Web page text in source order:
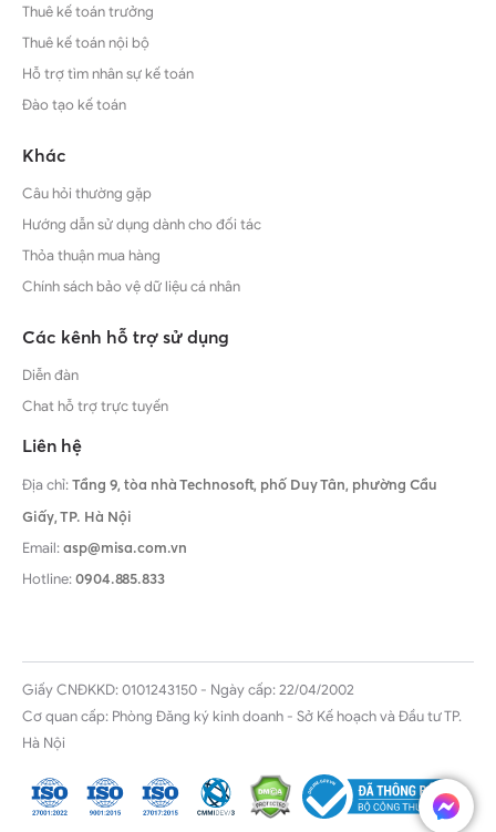
Thuê kế toán trưởng
Thuê kế toán nội bộ
Hỗ trợ tìm nhân sự kế toán
Đào tạo kế toán
Khác
Câu hỏi thường gặp
Hướng dẫn sử dụng dành cho đối tác
Thỏa thuận mua hàng
Chính sách bảo vệ dữ liệu cá nhân
Các kênh hỗ trợ sử dụng
Diễn đàn
Chat hỗ trợ trực tuyến
Liên hệ
Địa chỉ:Tầng 9, tòa nhà Technosoft, phố Duy Tân, phường Cầu
Giấy,TP. Hà Nội
Email:asp@misa.com.vn
Hotline:0904.885.833
Giấy CNĐKKD: 0101243150 - Ngày cấp: 22/04/2002
Cơ quan cấp: Phòng Đăng ký kinh doanh - Sở Kế hoạch và Đầu tư TP.
Hà Nội